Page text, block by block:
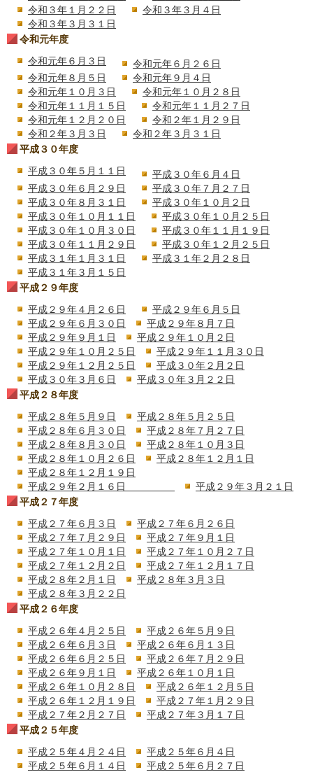
令和３年１月２２日
令和３年３月４日
令和３年３月３１日
令和元年度
令和元年６月３日
令和元年６月２６日
令和元年８月５日
令和元年９月４日
令和元年１０月３日
令和元年１０月２８日
令和元年１１月１５日
令和元年１１月２７日
令和元年１２月２０日
令和２年１月２９日
令和２年３月３日
令和２年３月３１日
平成３０年度
平成３０年５月１１日
平成３０年６月４日
平成３０年６月２９日
平成３０年７月２７日
平成３０年８月３１日
平成３０年１０月２日
平成３０年１０月１１日
平成３０年１０月２５日
平成３０年１０月３０日
平成３０年１１月１９日
平成３０年１１月２９日
平成３０年１２月２５日
平成３１年１月３１日
平成３１年２月２８日
平成３１年３月１５日
平成２９年度
平成２９年４月２６日
平成２９年６月５日
平成２９年６月３０日
平成２９年８月７日
平成２９年９月１日
平成２９年１０月２日
平成２９年１０月２５日
平成２９年１１月３０日
平成２９年１２月２５日
平成３０年２月２日
平成３０年３月６日
平成３０年３月２２日
平成２８年度
平成２８年５月９日
平成２８年５月２５日
平成２８年６月３０日
平成２８年７月２７日
平成２８年８月３０日
平成２８年１０月３日
平成２８年１０月２６日
平成２８年１２月１日
平成２８年１２月１９日
平成２９年２月１６日
平成２９年３月２１日
平成２７年度
平成２７年６月３日
平成２７年６月２６日
平成２７年７月２９日
平成２７年９月１日
平成２７年１０月１日
平成２７年１０月２７日
平成２７年１２月２日
平成２７年１２月１７日
平成２８年２月１日
平成２８年３月３日
平成２８年３月２２日
平成２６年度
平成２６年４月２５日
平成２６年５月９日
平成２６年６月３日
平成２６年６月１３日
平成２６年６月２５日
平成２６年７月２９日
平成２６年９月１日
平成２６年１０月１日
平成２６年１０月２８日
平成２６年１２月５日
平成２６年１２月１９日
平成２７年１月２９日
平成２７年２月２７日
平成２７年３月１７日
平成２５年度
平成２５年４月２４日
平成２５年６月４日
平成２５年６月１４日
平成２５年６月２７日